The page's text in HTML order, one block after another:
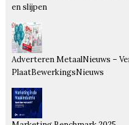
en slijpen
Adverteren MetaalNieuws –
PlaatBewerkingsNieuws